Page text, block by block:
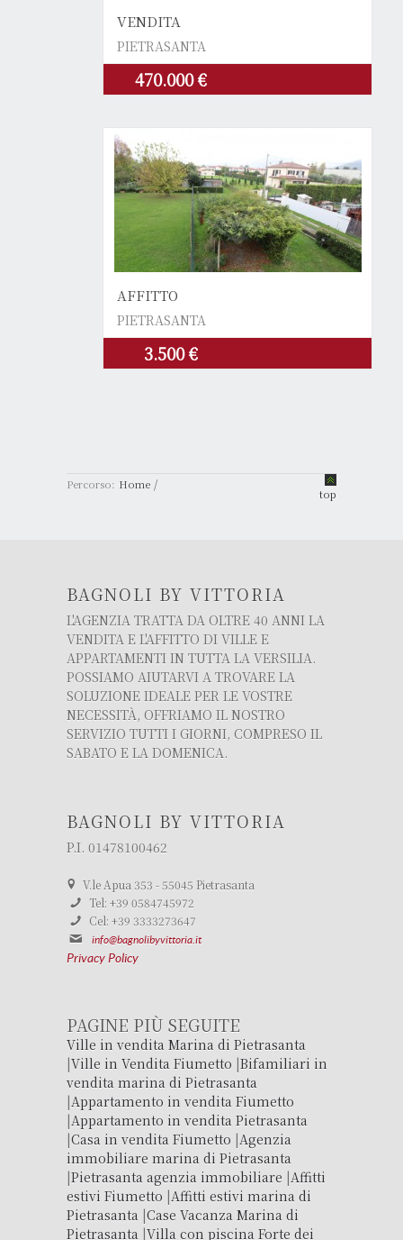
VENDITA
PIETRASANTA
470.000 €
AFFITTO
PIETRASANTA
3.500 €
Percorso: Home /
top
BAGNOLI BY VITTORIA
L'AGENZIA TRATTA DA OLTRE 40 ANNI LA
VENDITA E L'AFFITTO DI VILLE E
APPARTAMENTI IN TUTTA LA VERSILIA.
POSSIAMO AIUTARVI A TROVARE LA
SOLUZIONE IDEALE PER LE VOSTRE
NECESSITÀ, OFFRIAMO IL NOSTRO
SERVIZIO TUTTI I GIORNI, COMPRESO IL
SABATO E LA DOMENICA.
BAGNOLI BY VITTORIA
P.I. 01478100462
V.le Apua 353 - 55045 Pietrasanta
Tel: +39 0584745972
Cel: +39 3333273647
info@bagnolibyvittoria.it
Privacy Policy
PAGINE PIÙ SEGUITE
Ville in vendita Marina di Pietrasanta
|Ville in Vendita Fiumetto |Bifamiliari in
vendita marina di Pietrasanta
|Appartamento in vendita Fiumetto
|Appartamento in vendita Pietrasanta
|Casa in vendita Fiumetto |Agenzia
immobiliare marina di Pietrasanta
|Pietrasanta agenzia immobiliare |Affitti
estivi Fiumetto |Affitti estivi marina di
Pietrasanta |Case Vacanza Marina di
Pietrasanta |Villa con piscina Forte dei